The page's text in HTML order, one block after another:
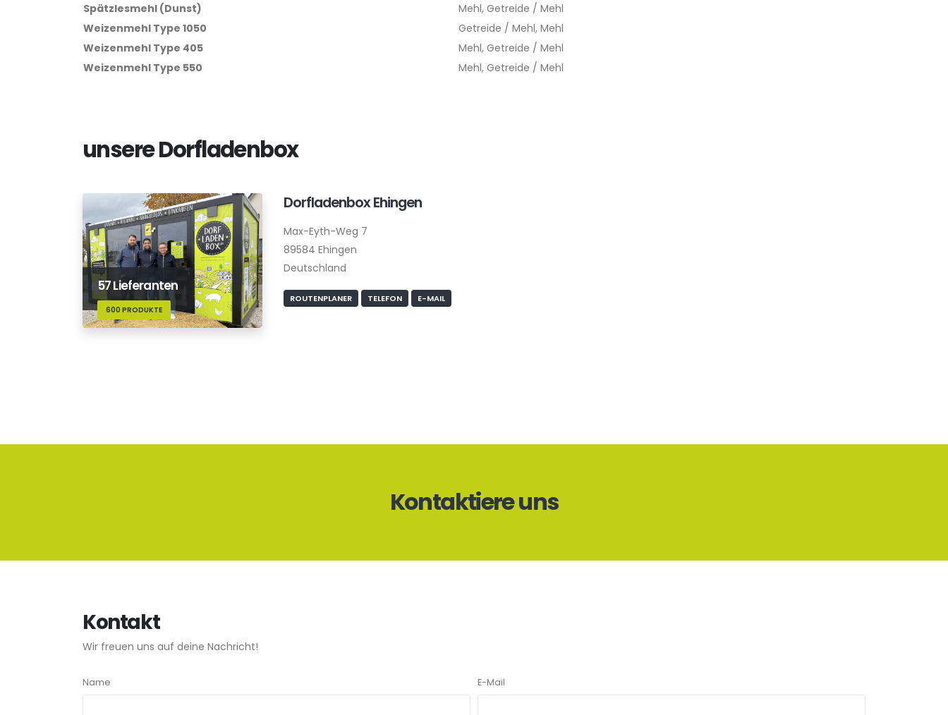
Spätzlesmehl (Dunst)
Mehl, Getreide / Mehl
Weizenmehl Type 1050
Getreide / Mehl, Mehl
Weizenmehl Type 405
Mehl, Getreide / Mehl
Weizenmehl Type 550
Mehl, Getreide / Mehl
unsere Dorfladenbox
57 Lieferanten
600 PRODUKTE
Dorfladenbox Ehingen
Max-Eyth-Weg 7
89584 Ehingen
Deutschland
ROUTENPLANER TELEFON E-MAIL
Kontaktiere uns
Kontakt
Wir freuen uns auf deine Nachricht!
Name E-Mail